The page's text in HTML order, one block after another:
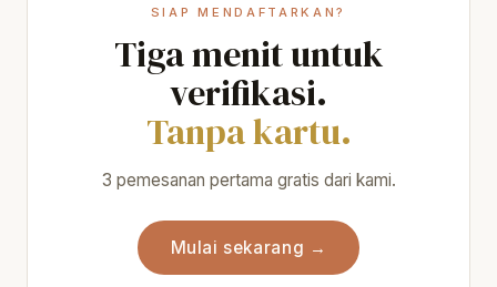
SIAP MENDAFTARKAN?
Tiga menit untuk
verifikasi.
Tanpa kartu.
3 pemesanan pertama gratis dari kami.
Mulai sekarang →